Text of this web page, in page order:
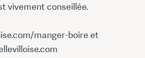
vivement conseillée.
manger-boire et